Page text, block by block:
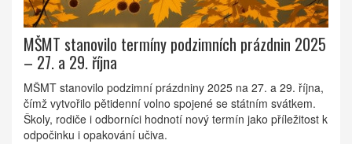
MŠMT stanovilo termíny podzimních prázdnin 2025
– 27. a 29. října
MŠMT stanovilo podzimní prázdniny 2025 na 27. a 29. října,
čímž vytvořilo pětidenní volno spojené se státním svátkem.
Školy, rodiče i odborníci hodnotí nový termín jako příležitost k
odpočinku i opakování učiva.